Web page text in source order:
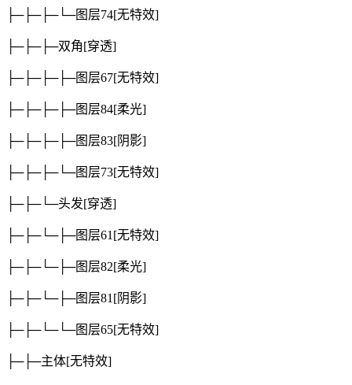
├─├─├─└─图层74[无特效]
├─├─├─双角[穿透]
├─├─├─├─图层67[无特效]
├─├─├─├─图层84[柔光]
├─├─├─├─图层83[阴影]
├─├─├─└─图层73[无特效]
├─├─└─头发[穿透]
├─├─└─├─图层61[无特效]
├─├─└─├─图层82[柔光]
├─├─└─├─图层81[阴影]
├─├─└─└─图层65[无特效]
├─├─主体[无特效]